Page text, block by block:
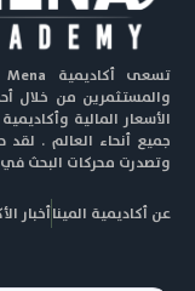
والمستثمرين من خلال
الأسعار المالية
وتصدرت محركات البحث
عن أكاديمية الميناأخبار